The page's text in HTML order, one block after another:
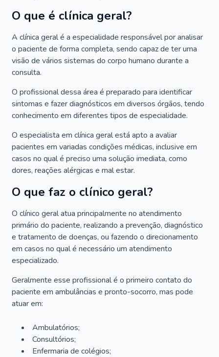
O que é clínica geral?
A clínica geral é a especialidade responsável por analisar
o paciente de forma completa, sendo capaz de ter uma
visão de vários sistemas do corpo humano durante a
consulta.
O profissional dessa área é preparado para identificar
sintomas e fazer diagnósticos em diversos órgãos, tendo
conhecimento em diferentes tipos de especialidade.
O especialista em clínica geral está apto a avaliar
pacientes em variadas condições médicas, inclusive em
casos no qual é preciso uma solução imediata, como
dores, reações alérgicas e mal estar.
O que faz o clínico geral?
O clínico geral atua principalmente no atendimento
primário do paciente, realizando a prevenção, diagnóstico
e tratamento de doenças, ou fazendo o direcionamento
em casos no qual é necessário um atendimento
especializado.
Geralmente esse profissional é o primeiro contato do
paciente em ambulâncias e pronto-socorro, mas pode
atuar em:
Ambulatórios;
Consultórios;
Enfermaria de colégios;